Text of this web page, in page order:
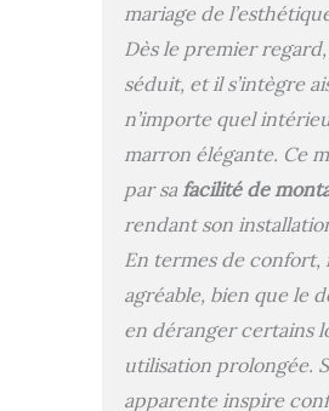
mariage de
Dès le premier
séduit, et il s’intègre
n’importe quel
marron élégante. Ce
par sa facilité de
rendant son
En termes de confort,
agréable, bien que le
en déranger certains
utilisation prolongée.
apparente inspire